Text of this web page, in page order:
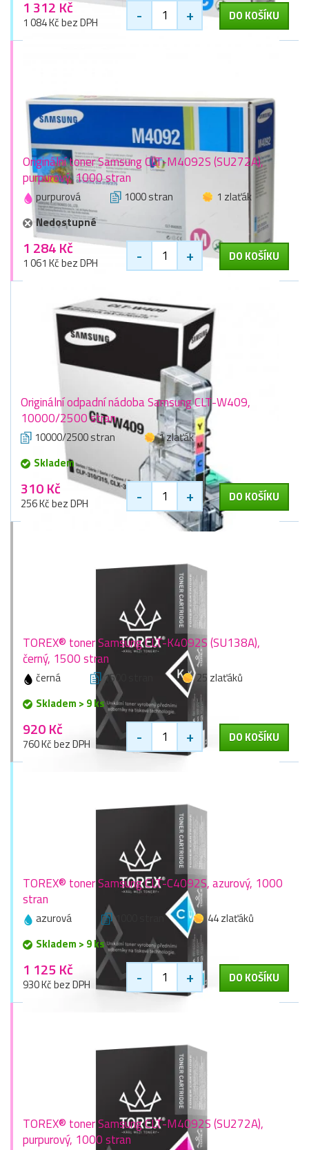
1 312 Kč
1 084 Kč bez DPH - + DO KOŠÍKU
Originální toner Samsung CLT-M4092S (SU272A),
purpurový, 1000 stran
purpurová 1000 stran
1 zlaťák
Nedostupné
1 284 Kč
1 061 Kč bez DPH - + DO KOŠÍKU
Originální odpadní nádoba Samsung CLT-W409,
10000/2500 stran
10000/2500 stran
1 zlaťák
Skladem
310 Kč
256 Kč bez DPH - + DO KOŠÍKU
TOREX® toner Samsung CLT-K4092S (SU138A),
černý, 1500 stran
černá 1500 stran
25 zlaťáků
Skladem > 9 ks
920 Kč
760 Kč bez DPH - + DO KOŠÍKU
TOREX® toner Samsung CLT-C4092S, azurový, 1000
stran
azurová 1000 stran
44 zlaťáků
Skladem > 9 ks
1 125 Kč
930 Kč bez DPH - + DO KOŠÍKU
TOREX® toner Samsung CLT-M4092S (SU272A),
purpurový, 1000 stran